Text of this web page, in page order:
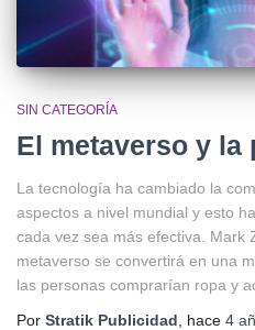
SIN CATEGORÍA
El metaverso y la
La tecnología ha cambiado la
aspectos a nivel mundial y esto
cada vez sea más efectiva. Mark
metaverso se convertirá en una
las personas comprarían ropa y
Por Stratik Publicidad , hace 4